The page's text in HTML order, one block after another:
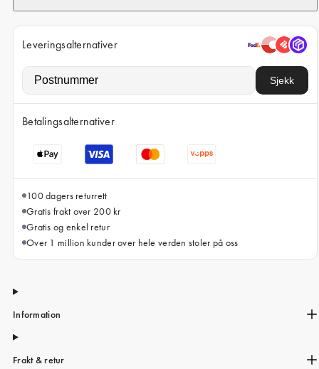
iPhone 15
iPhone 14 Pro
iPhone 14
iPhone 13 Pro
Alle telefonmodeller
Leveringsalternativer
Sjekk
Betalingsalternativer
100 dagers returrett
Gratis frakt over 200 kr
Gratis og enkel retur
Over 1 million kunder over hele verden stoler på oss
Information
Frakt & retur